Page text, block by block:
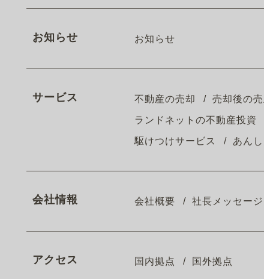
お知らせ お知らせ
サービス 不動産の売却 売却後の
ランドネットの不動産投資
駆けつけサービス あん
会社情報 会社概要 社長メッセージ
アクセス 国内拠点 国外拠点